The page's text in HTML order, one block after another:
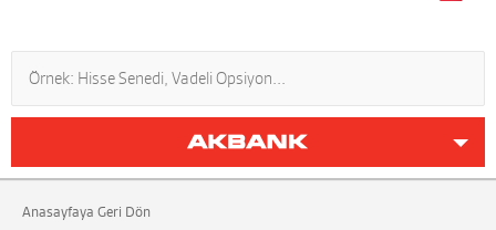
Anasayfaya Geri Dön